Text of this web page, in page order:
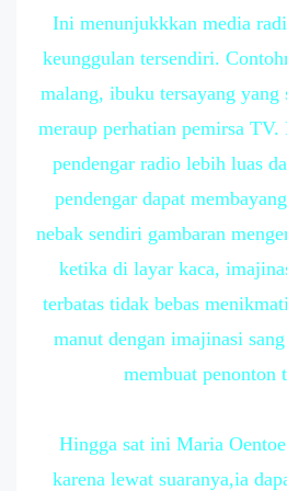
Ini menunjukkkan media
keunggulan tersendiri.
malang, ibuku tersayang yang
meraup perhatian pemirsa
pendengar radio lebih luas
pendengar dapat
nebak sendiri gambaran
ketika di layar kaca,
terbatas tidak bebas
manut dengan imajinasi
membuat penonton
Hingga sat ini Maria
karena lewat suaranya,ia